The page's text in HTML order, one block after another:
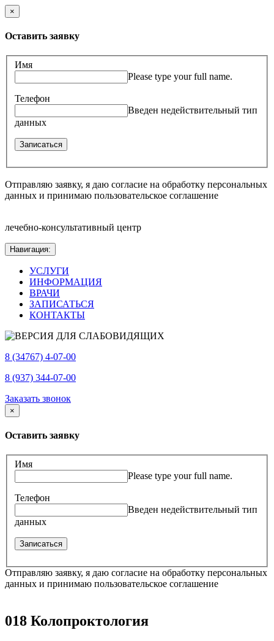
×
Оставить заявку
Имя
Please type your full name.
Телефон
Введен недействительный тип
данных
Отправляю заявку, я даю согласие на обработку персональных
данных и принимаю пользовательское соглашение
лечебно-консультативный центр
Навигация:
УСЛУГИ
ИНФОРМАЦИЯ
ВРАЧИ
ЗАПИСАТЬСЯ
КОНТАКТЫ
8 (34767) 4-07-00
8 (937) 344-07-00
Заказать звонок
×
Оставить заявку
Имя
Please type your full name.
Телефон
Введен недействительный тип
данных
Отправляю заявку, я даю согласие на обработку персональных
данных и принимаю пользовательское соглашение
018 Колопроктология